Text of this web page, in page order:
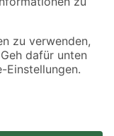
Angebote sind unter
Verfügbarkeiten beziehen
Alle Angebote und
Speditionsversand, hier